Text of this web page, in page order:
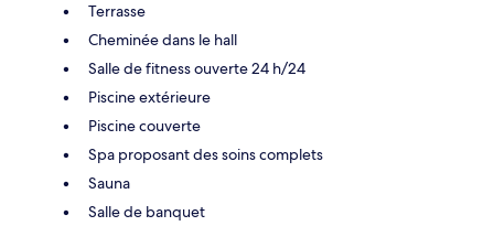
Terrasse
Cheminée dans le hall
Salle de fitness ouverte 24 h/24
Piscine extérieure
Piscine couverte
Spa proposant des soins complets
Sauna
Salle de banquet